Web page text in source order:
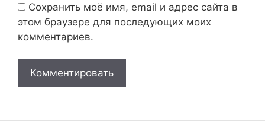
Сохранить моё имя, email и адрес сайта в
этом браузере для последующих моих
комментариев.